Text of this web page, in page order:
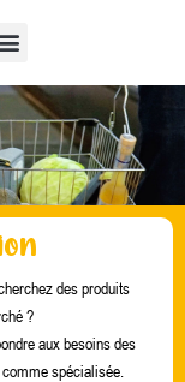
des produits
?
aux besoins des
spécialisée.